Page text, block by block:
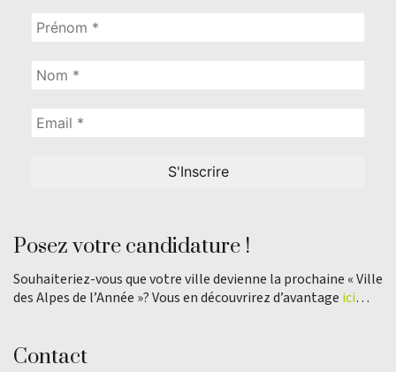
Posez votre candidature !
Souhaiteriez-vous que votre ville devienne la prochaine « Ville
des Alpes de l’Année »? Vous en découvrirez d’avantage ici…
Contact